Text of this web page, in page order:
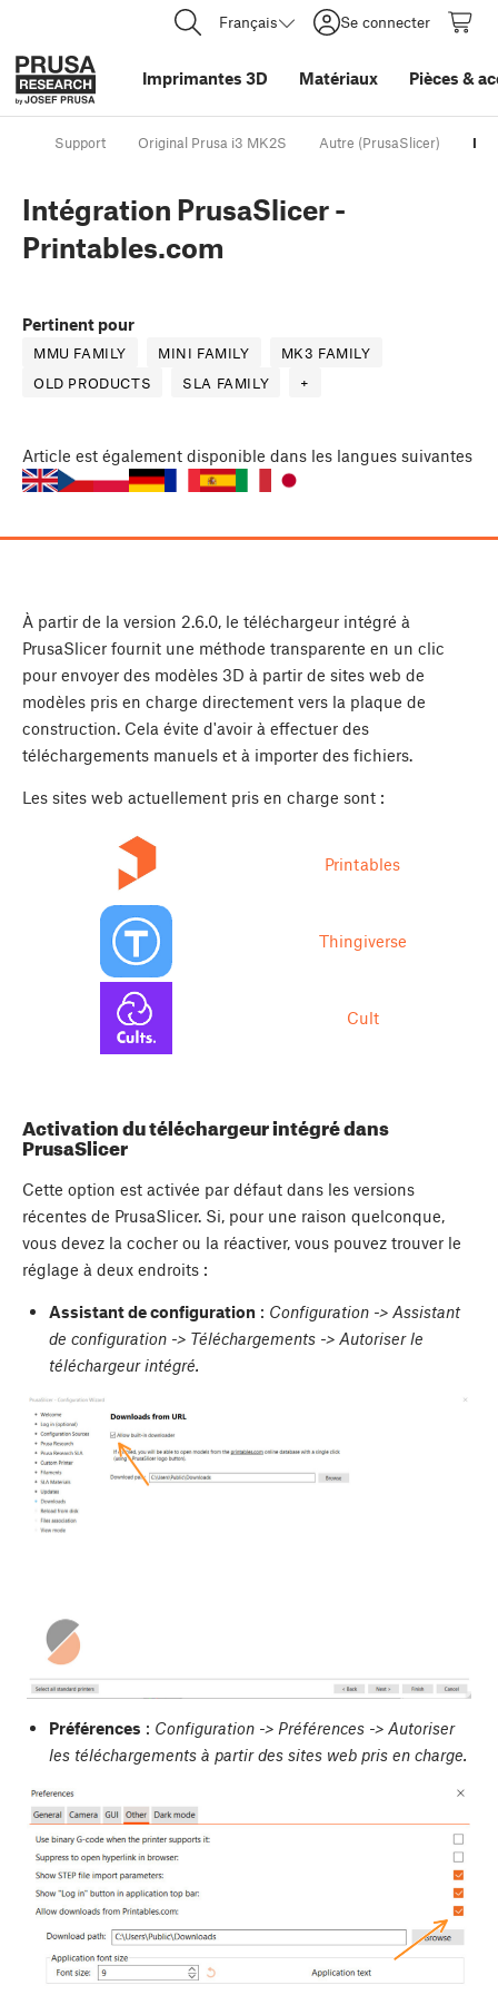
Français Se connecter
Imprimantes 3D Matériaux Pièces &
Support Original Prusa i3 MK2S Autre (PrusaSlicer)
Intégration PrusaSlicer -
Printables.com
Pertinent pour
MMU FAMILY MINI FAMILY
MK3 FAMILY
OLD PRODUCTS
SLA FAMILY +
Article est également disponible dans les langues suivantes
À partir de la version 2.6.0, le téléchargeur intégré à
PrusaSlicer fournit une méthode transparente en un clic
pour envoyer des modèles 3D à partir de sites web de
modèles pris en charge directement vers la plaque de
construction. Cela évite d'avoir à effectuer des
téléchargements manuels et à importer des fichiers.
Les sites web actuellement pris en charge sont :
Printables
Thingiverse
Cult
Activation du téléchargeur intégré dans
PrusaSlicer
Cette option est activée par défaut dans les versions
récentes de PrusaSlicer. Si, pour une raison quelconque,
vous devez la cocher ou la réactiver, vous pouvez trouver le
réglage à deux endroits :
Assistant de configuration: Configuration -> Assistant
de configuration -> Téléchargements -> Autoriser le
téléchargeur intégré.
Préférences : Configuration -> Préférences -> Autoriser
les téléchargements à partir des sites web pris en charge.